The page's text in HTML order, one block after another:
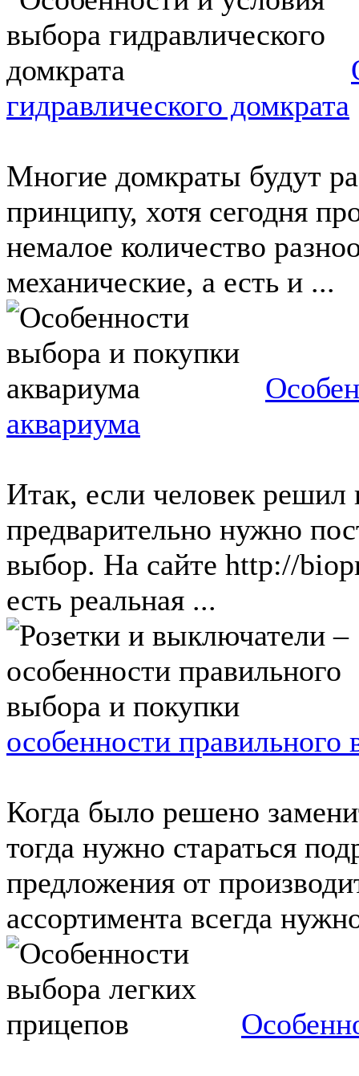
гидравлического домкрата
Многие домкраты будут
принципу, хотя сегодня
немалое количество
механические, а есть и ...
аквариума
Итак, если человек решил
предварительно нужно
выбор. На сайте http://
есть реальная ...
особенности
Когда было решено
тогда нужно стараться
предложения от
ассортимента всегда